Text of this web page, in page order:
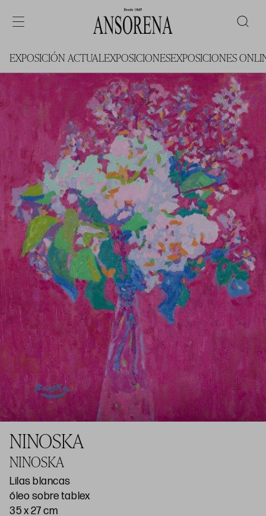
EXPOSICIÓN ACTUALEXPOSICIONESEXPOSICIONES
NINOSKA
NINOSKA
Lilas blancas
óleo sobre tablex
35 x 27 cm